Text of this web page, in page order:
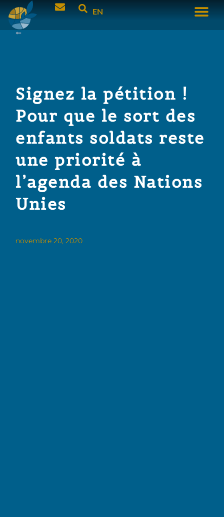
EN
Signez la pétition !
Pour que le sort des
enfants soldats reste
une priorité à
l’agenda des Nations
Unies
novembre 20, 2020